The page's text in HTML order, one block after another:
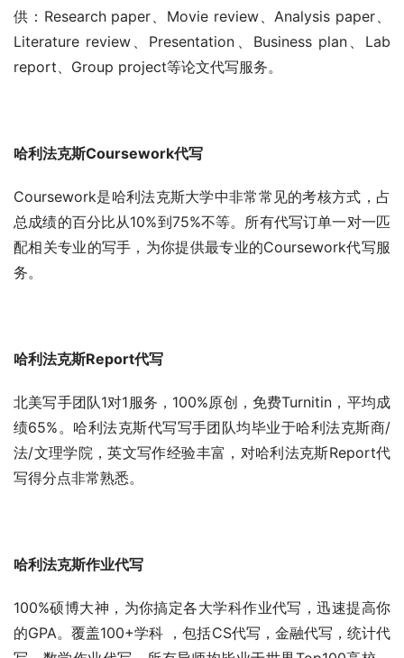
供：Research paper、Movie review、Analysis paper、
Literature review、Presentation、Business plan、Lab
report、Group project等论文代写服务。
哈利法克斯Coursework代写
Coursework是哈利法克斯大学中非常常见的考核方式，占
总成绩的百分比从10%到75%不等。所有代写订单一对一匹
配相关专业的写手，为你提供最专业的Coursework代写服
务。
哈利法克斯Report代写
北美写手团队1对1服务，100%原创，免费Turnitin，平均成
绩65%。哈利法克斯代写写手团队均毕业于哈利法克斯商/
法/文理学院，英文写作经验丰富，对哈利法克斯Report代
写得分点非常熟悉。
哈利法克斯作业代写
100%硕博大神，为你搞定各大学科作业代写，迅速提高你
的GPA。覆盖100+学科 ，包括CS代写，金融代写，统计代